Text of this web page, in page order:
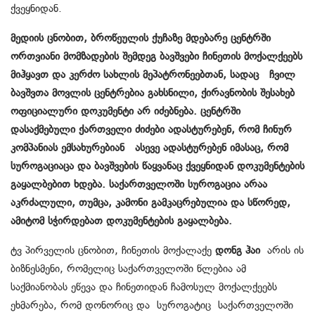
ქვეყნიდან.
მედიის ცნობით, ბროწეულის ქუჩაზე მდებარე ცენტრში
ორთვიანი მომზადების შემდეგ ბავშვები ჩინეთის მოქალქეებს
მიჰყავთ და კერძო სახლის მეპატრონეებთან, სადაც ჩვილ
ბავშვთა მოვლის ცენტრებია გახსნილი, ქირავნობის შესახებ
ოფიციალური დოკუმენტი არ იძებნება. ცენტრში
დასაქმებული ქართველი ძიძები ადასტურებენ, რომ ჩინურ
კომპანიას ემსახურებიან ასევე ადასტურებენ იმასაც, რომ
სუროგაციაცა და ბავშვების წაყვანაც ქვეყნიდან დოკუმენტების
გაყალბებით ხდება. საქართველოში სუროგაცია არაა
აკრძალული, თუმცა, კამონი გამკაცრებულია და სწორედ,
ამიტომ სჭირდებათ დოკუმენტების გაყალბება.
ტვ პირველის ცნობით, ჩინეთის მოქალაქე დონგ ჰაიარის ის
ბიზნესმენი, რომელიც საქართველოში წლებია ამ
საქმიანობას ეწევა და ჩინეთიდან ჩამოსულ მოქალქეებს
ეხმარება, რომ დონორიც და სუროგატიც საქართველოში